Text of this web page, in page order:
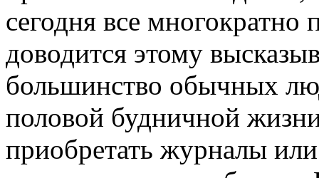
сегодня все
доводится этому
большинство обычных
половой будничной
приобретать журналы